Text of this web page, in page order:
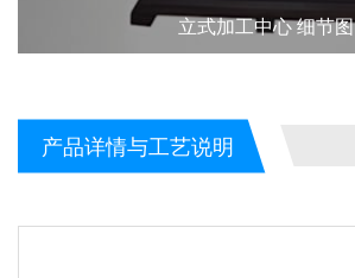
立式加工中心 细节图
产品详情与工艺说明